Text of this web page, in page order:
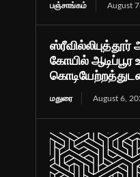
பஞ்சாங்கம் August
கோயில்
மதுரை August 6,